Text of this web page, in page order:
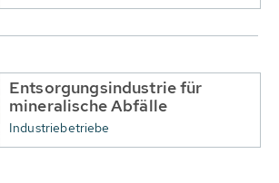
Entsorgungsindustrie für
mineralische Abfälle
Industriebetriebe